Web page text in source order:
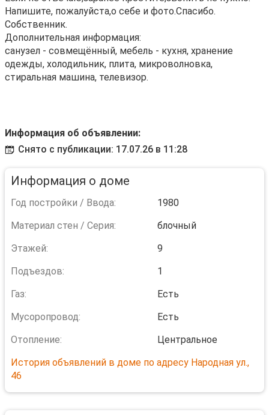
Напишите, пожалуйста,о себе и фото.Спасибо.
Собственник.
Дополнительная информация:
санузел - совмещённый, мебель - кухня, хранение
одежды, холодильник, плита, микроволновка,
стиральная машина, телевизор.
Информация об объявлении:
Снято с публикации: 17.07.26 в 11:28
Информация о доме
Год постройки / Ввода:
1980
Материал стен / Серия:
блочный
Этажей:
9
Подъездов:
1
Газ:
Есть
Мусоропровод:
Есть
Отопление:
Центральное
История объявлений в доме по адресу Народная ул.,
46